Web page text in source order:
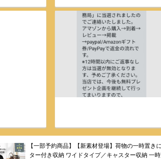
【一部予約商品】【新素材登場】荷物の一時置き
ター付き収納 ワイドタイプ／キャスター収納 一